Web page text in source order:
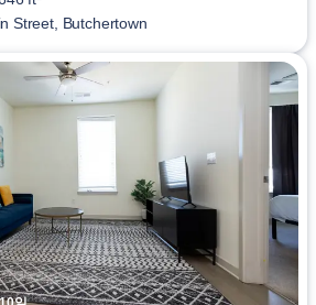
Street, Butchertown